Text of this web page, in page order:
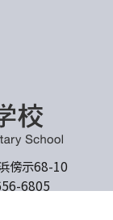
傍示68-10
6805